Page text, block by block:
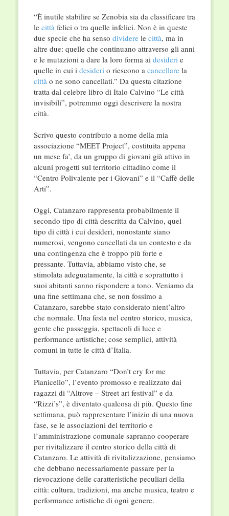
“È inutile stabilire se Zenobia sia da classificare tra
le cittàfelici o tra quelle infelici. Non è in queste
due specie che ha senso dividerele città, ma in
altre due: quelle che continuano attraverso gli anni
e le mutazioni a dare la loro forma ai desiderie
quelle in cui i desiderio riescono a cancellarela
cittào ne sono cancellati.” Da questa citazione
tratta dal celebre libro di Italo Calvino “Le città
invisibili”, potremmo oggi descrivere la nostra
città.
Scrivo questo contributo a nome della mia
associazione “MEET Project”, costituita appena
un mese fa’, da un gruppo di giovani già attivo in
alcuni progetti sul territorio cittadino come il
“Centro Polivalente per i Giovani” e il “Caffè delle
Arti”.
Oggi, Catanzaro rappresenta probabilmente il
secondo tipo di città descritta da Calvino, quel
tipo di città i cui desideri, nonostante siano
numerosi, vengono cancellati da un contesto e da
una contingenza che è troppo più forte e
pressante. Tuttavia, abbiamo visto che, se
stimolata adeguatamente, la città e soprattutto i
suoi abitanti sanno rispondere a tono. Veniamo da
una fine settimana che, se non fossimo a
Catanzaro, sarebbe stato considerato nient’altro
che normale. Una festa nel centro storico, musica,
gente che passeggia, spettacoli di luce e
performance artistiche; cose semplici, attività
comuni in tutte le città d’Italia.
Tuttavia, per Catanzaro “Don’t cry for me
Pianicello”, l’evento promosso e realizzato dai
ragazzi di “Altrove – Street art festival” e da
“Rizzi’s”, è diventato qualcosa di più. Questo fine
settimana, può rappresentare l’inizio di una nuova
fase, se le associazioni del territorio e
l’amministrazione comunale sapranno cooperare
per rivitalizzare il centro storico della città di
Catanzaro. Le attività di rivitalizzazione, pensiamo
che debbano necessariamente passare per la
rievocazione delle caratteristiche peculiari della
città: cultura, tradizioni, ma anche musica, teatro e
performance artistiche di ogni genere.